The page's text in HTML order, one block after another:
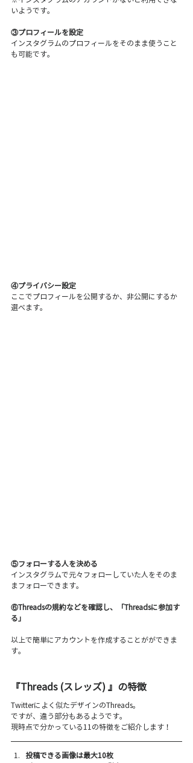
いようです。
③プロフィールを設定
インスタグラムのプロフィールをそのまま使うこと
も可能です。
④プライバシー設定
ここでプロフィールを公開するか、非公開にするか
選べます。
⑤フォローする人を決める
インスタグラムで元々フォローしていた人をそのま
まフォローできます。
⑥Threadsの規約などを確認し、「Threadsに参加す
る」
以上で簡単にアカウントを作成することがができま
す。
『Threads (スレッズ) 』の特徴
Twitterによく似たデザインのThreads。
ですが、違う部分もあるようです。
現時点で分かっている11の特徴をご紹介します！
投稿できる画像は最大10枚